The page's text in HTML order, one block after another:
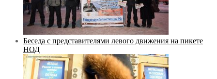
Беседа с представителями левого движения на пикете
НОД